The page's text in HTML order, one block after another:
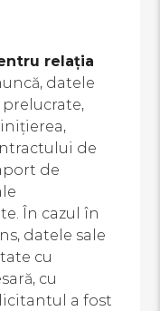
relația
datele
de
de
În cazul în
datele sale
cu
cu
a fost